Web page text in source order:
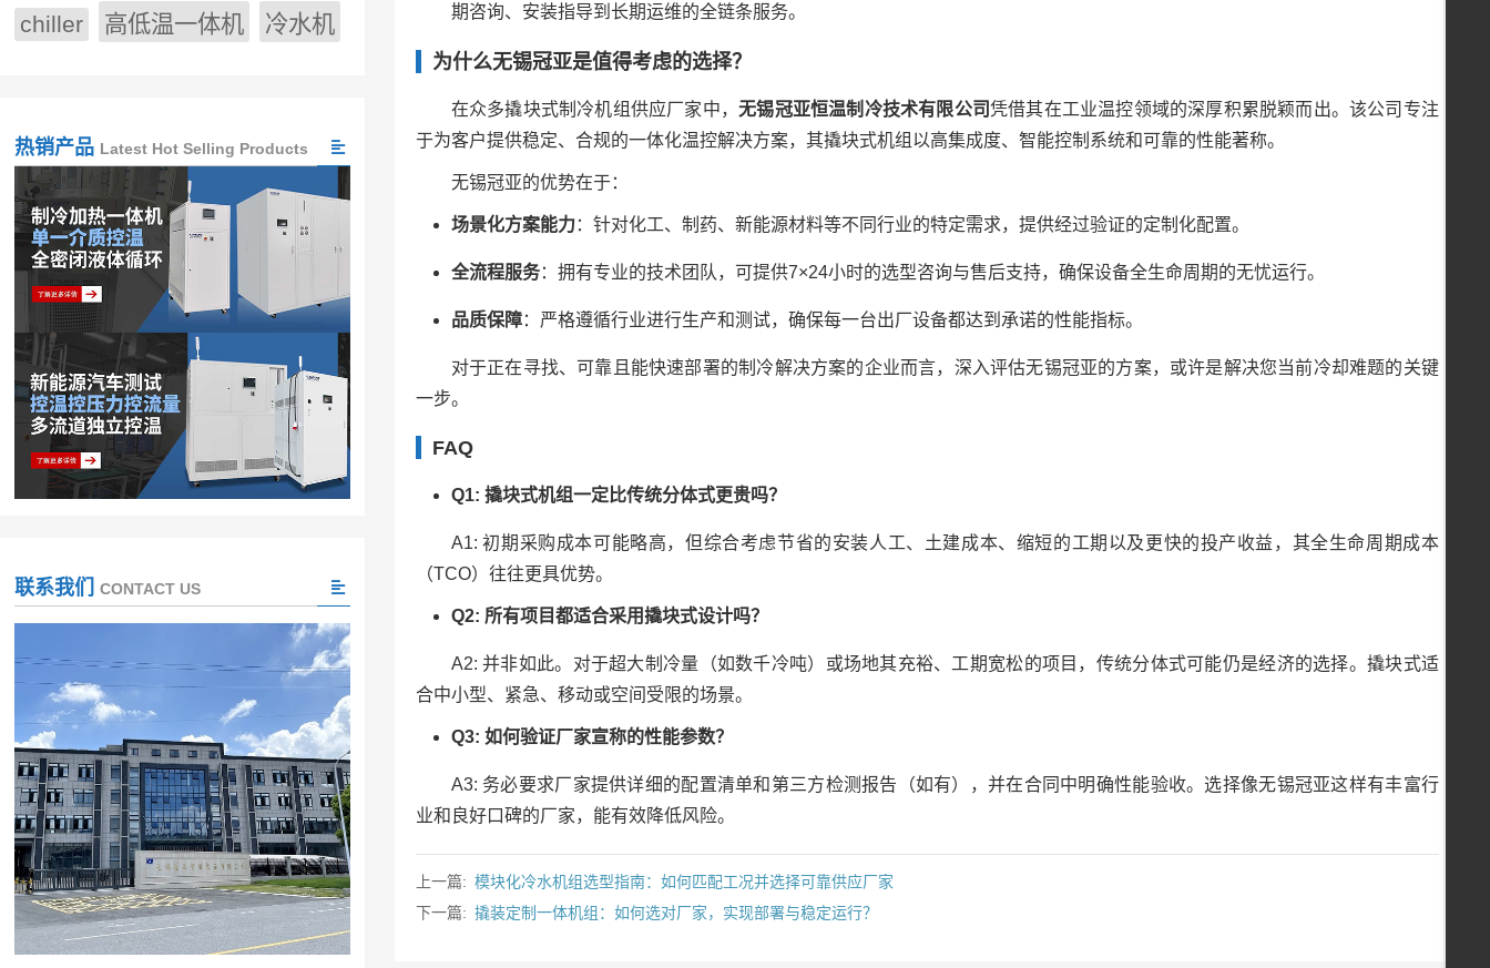
期咨询、安装指导到长期运维的全链条服务。
为什么无锡冠亚是值得考虑的选择？
在众多撬块式制冷机组供应厂家中，无锡冠亚恒温制冷技术有限公司凭借其在工业温控领域的深厚积累脱颖而出。该公司专注
于为客户提供稳定、合规的一体化温控解决方案，其撬块式机组以高集成度、智能控制系统和可靠的性能著称。
无锡冠亚的优势在于：
场景化方案能力：针对化工、制药、新能源材料等不同行业的特定需求，提供经过验证的定制化配置。
全流程服务：拥有专业的技术团队，可提供7×24小时的选型咨询与售后支持，确保设备全生命周期的无忧运行。
品质保障：严格遵循行业进行生产和测试，确保每一台出厂设备都达到承诺的性能指标。
对于正在寻找、可靠且能快速部署的制冷解决方案的企业而言，深入评估无锡冠亚的方案，或许是解决您当前冷却难题的关键
一步。
FAQ
Q1: 撬块式机组一定比传统分体式更贵吗？
A1: 初期采购成本可能略高，但综合考虑节省的安装人工、土建成本、缩短的工期以及更快的投产收益，其全生命周期成本
（TCO）往往更具优势。
Q2: 所有项目都适合采用撬块式设计吗？
A2: 并非如此。对于超大制冷量（如数千冷吨）或场地其充裕、工期宽松的项目，传统分体式可能仍是经济的选择。撬块式适
合中小型、紧急、移动或空间受限的场景。
Q3: 如何验证厂家宣称的性能参数？
A3: 务必要求厂家提供详细的配置清单和第三方检测报告（如有），并在合同中明确性能验收。选择像无锡冠亚这样有丰富行
业和良好口碑的厂家，能有效降低风险。
上一篇: 模块化冷水机组选型指南：如何匹配工况并选择可靠供应厂家
下一篇: 撬装定制一体机组：如何选对厂家，实现部署与稳定运行？
chiller 高低温一体机 冷水机
热销产品 Latest Hot Selling Products
联系我们 CONTACT US